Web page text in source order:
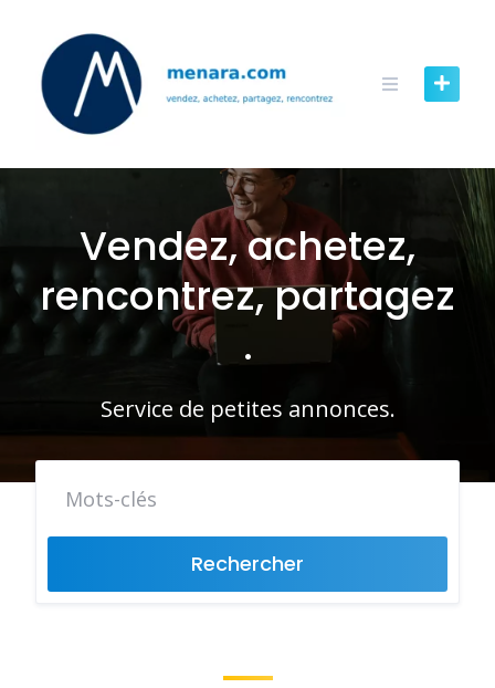
content
Vendez, achetez,
rencontrez, partagez
.
Service de petites annonces.
Rechercher